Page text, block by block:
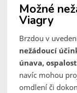
Možné
Viagry
Brzdou v
nežádoucí
únava,
navíc mohou
omdlení či